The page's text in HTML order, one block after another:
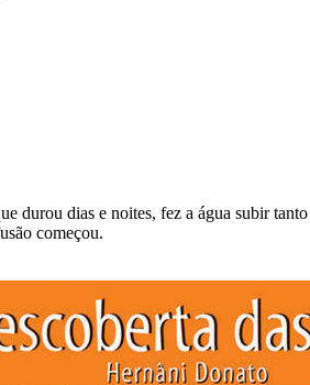
durou dias e noites, fez a água subir
começou.